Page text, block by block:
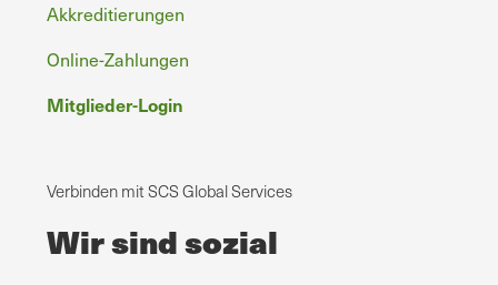
Akkreditierungen
Online-Zahlungen
Mitglieder-Login
Verbinden mit SCS Global Services
Wir sind sozial